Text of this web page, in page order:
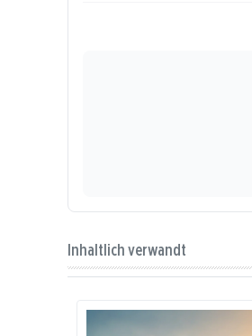
Inhaltlich verwandt